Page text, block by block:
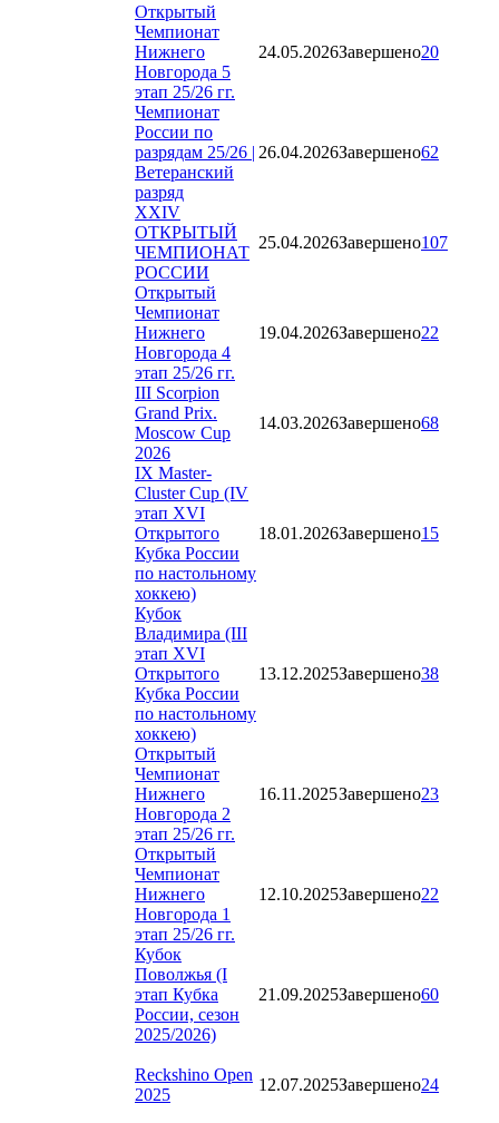
Открытый
Чемпионат
Нижнего
Новгорода 5
этап 25/26 гг.
24.05.2026Завершено20
Чемпионат
России по
разрядам 25/26 |
Ветеранский
разряд
26.04.2026Завершено62
XXIV
ОТКРЫТЫЙ
ЧЕМПИОНАТ
РОССИИ
25.04.2026Завершено107
Открытый
Чемпионат
Нижнего
Новгорода 4
этап 25/26 гг.
19.04.2026Завершено22
III Scorpion
Grand Prix.
Moscow Cup
2026
14.03.2026Завершено68
IX Master-
Cluster Cup (IV
этап XVI
Открытого
Кубка России
по настольному
хоккею)
18.01.2026Завершено15
Кубок
Владимира (III
этап XVI
Открытого
Кубка России
по настольному
хоккею)
13.12.2025Завершено38
Открытый
Чемпионат
Нижнего
Новгорода 2
этап 25/26 гг.
16.11.2025Завершено23
Открытый
Чемпионат
Нижнего
Новгорода 1
этап 25/26 гг.
12.10.2025Завершено22
Кубок
Поволжья (I
этап Кубка
России, сезон
2025/2026)
21.09.2025Завершено60
Reckshino Open
2025
12.07.2025Завершено24